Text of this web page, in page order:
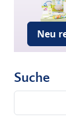
Neu
Suche